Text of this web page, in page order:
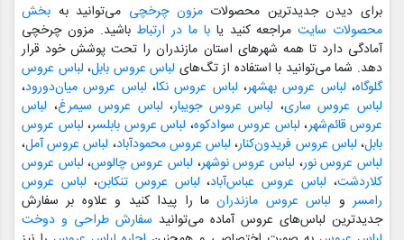
برای دیدن جدیدترین محصولاتمزون چرخچی می‌توانید به بخش
محصولات سایتمراجعه کنید یابا ما در ارتباط باشید. مزون چرخچی
آمادگی دارد تا همه شهرهای استان مازندران را تحت پوشش خود قرار
دهد. شما می‌توانید با استفاده از تگ‌های لباس عروس بابل، لباس عروس
گلوگاه، لباس عروس بهشهر، لباس عروس نکا، لباس عروس میان‌دورود،
لباس عروس ساری، لباس عروس جویبار، لباس عروس سیمرغ، لباس
عروس قائم‌شهر، لباس عروس سوادکوه، لباس عروس بابلسر، لباس عروس
بابل، لباس عروس فریدون‌کنار، لباس عروس محمودآباد، لباس عروس آمل،
لباس عروس نور، لباس عروس نوشهر، لباس عروس چالوس، لباس عروس
کلاردشت، لباس عروس عباس‌آباد،لباس عروس تنکابن، لباس عروس
رامسرو لباس عروس مازندرانما را پیدا کنید و علاوه بر سفارش
جدیدترین لباس‌های عروس آماده می‌توانید سفارش طراحی و دوخت